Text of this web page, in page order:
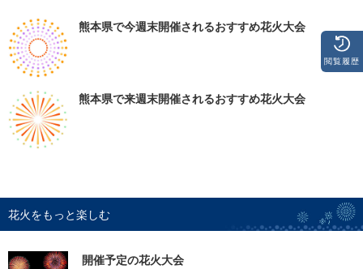
熊本県で今週末開催されるおすすめ花火大会
熊本県で来週末開催されるおすすめ花火大会
花火をもっと楽しむ
開催予定の花火大会
閲覧履歴